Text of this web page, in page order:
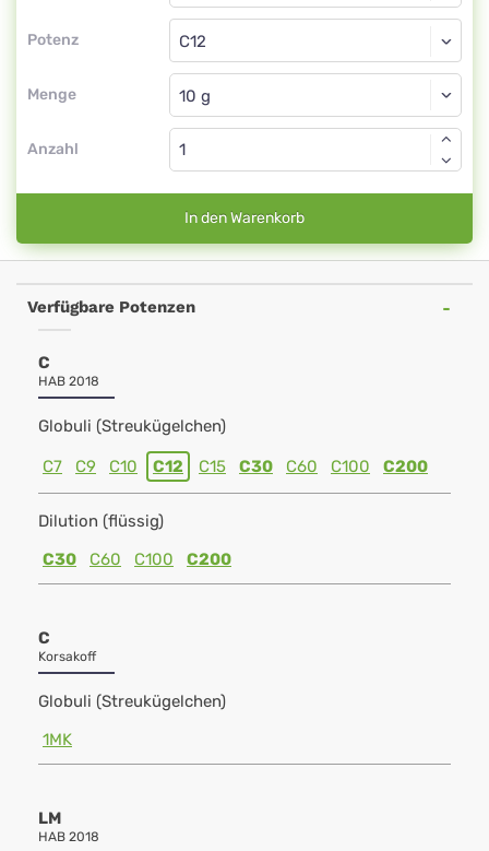
Potenz
Globuli
C12
Menge
Globuli
Anzahl
In den Warenkorb
Verfügbare Potenzen
C
HAB 2018
Globuli (Streukügelchen)
C7 C9 C10 C12 C15 C30 C60 C100 C200
Dilution (flüssig)
C30
C60 C100 C200
C
Korsakoff
Globuli (Streukügelchen)
1MK
LM
HAB 2018